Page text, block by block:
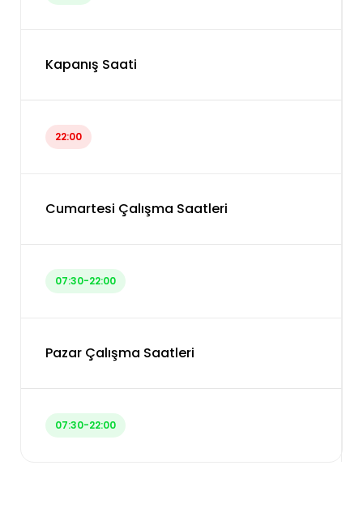
Kapanış Saati
22:00
Cumartesi Çalışma Saatleri
07:30-22:00
Pazar Çalışma Saatleri
07:30-22:00